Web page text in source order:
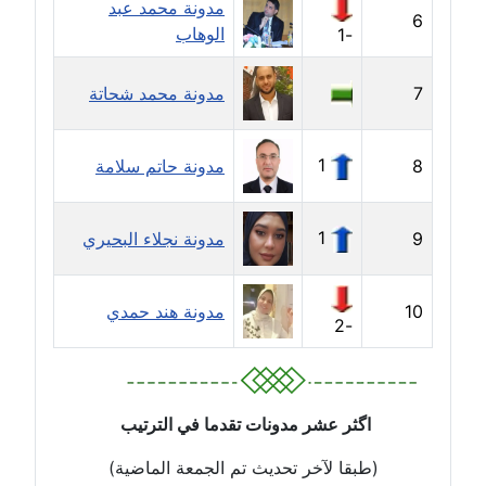
مدونة جهاد عبد الحميد
مدونة جهاد غازي
عاملة
مدونة جواد الحربي
عاملة
مدونة جيهان عفيفي
عاملة
مدونة جيهان عوض
عاملة
عاملة
6
-1
مدونة محمد عبد
الوهاب
7 مدونة محمد شحاتة
8
1 مدونة حاتم سلامة
9
1 مدونة نجلاء البحيري
10
-2
مدونة هند حمدي
اگثر عشر مدونات تقدما في الترتيب
(طبقا لآخر تحديث تم الجمعة الماضية)